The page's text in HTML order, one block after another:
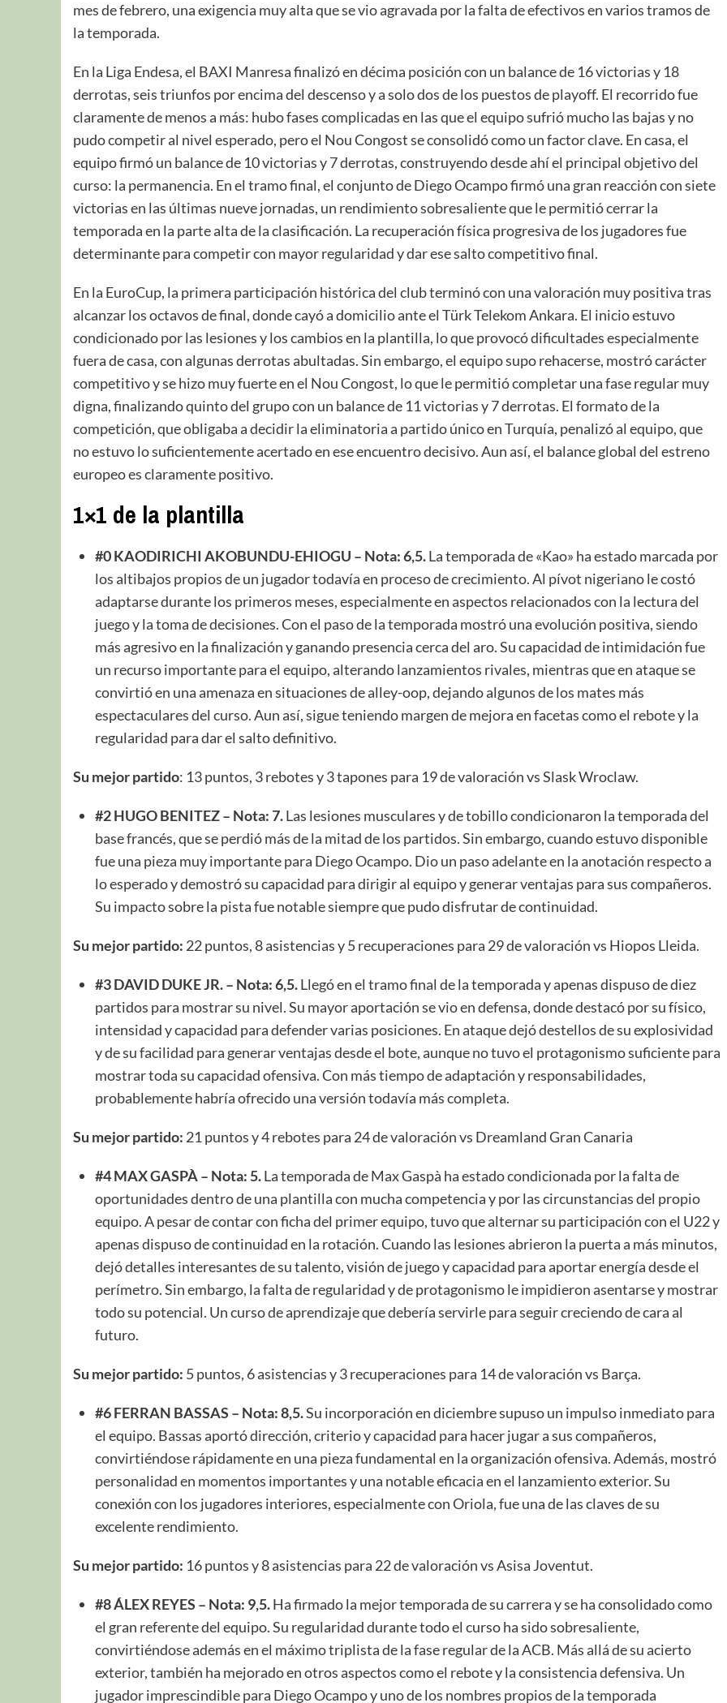
mes de febrero, una exigencia muy alta que se vio agravada por la falta de efectivos en varios tramos de
la temporada.
En la Liga Endesa, el BAXI Manresa finalizó en décima posición con un balance de 16 victorias y 18
derrotas, seis triunfos por encima del descenso y a solo dos de los puestos de playoff. El recorrido fue
claramente de menos a más: hubo fases complicadas en las que el equipo sufrió mucho las bajas y no
pudo competir al nivel esperado, pero el Nou Congost se consolidó como un factor clave. En casa, el
equipo firmó un balance de 10 victorias y 7 derrotas, construyendo desde ahí el principal objetivo del
curso: la permanencia. En el tramo final, el conjunto de Diego Ocampo firmó una gran reacción con siete
victorias en las últimas nueve jornadas, un rendimiento sobresaliente que le permitió cerrar la
temporada en la parte alta de la clasificación. La recuperación física progresiva de los jugadores fue
determinante para competir con mayor regularidad y dar ese salto competitivo final.
En la EuroCup, la primera participación histórica del club terminó con una valoración muy positiva tras
alcanzar los octavos de final, donde cayó a domicilio ante el Türk Telekom Ankara. El inicio estuvo
condicionado por las lesiones y los cambios en la plantilla, lo que provocó dificultades especialmente
fuera de casa, con algunas derrotas abultadas. Sin embargo, el equipo supo rehacerse, mostró carácter
competitivo y se hizo muy fuerte en el Nou Congost, lo que le permitió completar una fase regular muy
digna, finalizando quinto del grupo con un balance de 11 victorias y 7 derrotas. El formato de la
competición, que obligaba a decidir la eliminatoria a partido único en Turquía, penalizó al equipo, que
no estuvo lo suficientemente acertado en ese encuentro decisivo. Aun así, el balance global del estreno
europeo es claramente positivo.
1×1 de la plantilla
#0 KAODIRICHI AKOBUNDU-EHIOGU – Nota: 6,5.La temporada de «Kao» ha estado marcada por
los altibajos propios de un jugador todavía en proceso de crecimiento. Al pívot nigeriano le costó
adaptarse durante los primeros meses, especialmente en aspectos relacionados con la lectura del
juego y la toma de decisiones. Con el paso de la temporada mostró una evolución positiva, siendo
más agresivo en la finalización y ganando presencia cerca del aro. Su capacidad de intimidación fue
un recurso importante para el equipo, alterando lanzamientos rivales, mientras que en ataque se
convirtió en una amenaza en situaciones de alley-oop, dejando algunos de los mates más
espectaculares del curso. Aun así, sigue teniendo margen de mejora en facetas como el rebote y la
regularidad para dar el salto definitivo.
Su mejor partido: 13 puntos, 3 rebotes y 3 tapones para 19 de valoración vs Slask Wroclaw.
#2 HUGO BENITEZ – Nota: 7.Las lesiones musculares y de tobillo condicionaron la temporada del
base francés, que se perdió más de la mitad de los partidos. Sin embargo, cuando estuvo disponible
fue una pieza muy importante para Diego Ocampo. Dio un paso adelante en la anotación respecto a
lo esperado y demostró su capacidad para dirigir al equipo y generar ventajas para sus compañeros.
Su impacto sobre la pista fue notable siempre que pudo disfrutar de continuidad.
Su mejor partido: 22 puntos, 8 asistencias y 5 recuperaciones para 29 de valoración vs Hiopos Lleida.
#3 DAVID DUKE JR. – Nota: 6,5.Llegó en el tramo final de la temporada y apenas dispuso de diez
partidos para mostrar su nivel. Su mayor aportación se vio en defensa, donde destacó por su físico,
intensidad y capacidad para defender varias posiciones. En ataque dejó destellos de su explosividad
y de su facilidad para generar ventajas desde el bote, aunque no tuvo el protagonismo suficiente para
mostrar toda su capacidad ofensiva. Con más tiempo de adaptación y responsabilidades,
probablemente habría ofrecido una versión todavía más completa.
Su mejor partido: 21 puntos y 4 rebotes para 24 de valoración vs Dreamland Gran Canaria
#4 MAX GASPÀ – Nota: 5.La temporada de Max Gaspà ha estado condicionada por la falta de
oportunidades dentro de una plantilla con mucha competencia y por las circunstancias del propio
equipo. A pesar de contar con ficha del primer equipo, tuvo que alternar su participación con el U22 y
apenas dispuso de continuidad en la rotación. Cuando las lesiones abrieron la puerta a más minutos,
dejó detalles interesantes de su talento, visión de juego y capacidad para aportar energía desde el
perímetro. Sin embargo, la falta de regularidad y de protagonismo le impidieron asentarse y mostrar
todo su potencial. Un curso de aprendizaje que debería servirle para seguir creciendo de cara al
futuro.
Su mejor partido: 5 puntos, 6 asistencias y 3 recuperaciones para 14 de valoración vs Barça.
#6 FERRAN BASSAS – Nota: 8,5.Su incorporación en diciembre supuso un impulso inmediato para
el equipo. Bassas aportó dirección, criterio y capacidad para hacer jugar a sus compañeros,
convirtiéndose rápidamente en una pieza fundamental en la organización ofensiva. Además, mostró
personalidad en momentos importantes y una notable eficacia en el lanzamiento exterior. Su
conexión con los jugadores interiores, especialmente con Oriola, fue una de las claves de su
excelente rendimiento.
Su mejor partido: 16 puntos y 8 asistencias para 22 de valoración vs Asisa Joventut.
#8 ÁLEX REYES – Nota: 9,5.Ha firmado la mejor temporada de su carrera y se ha consolidado como
el gran referente del equipo. Su regularidad durante todo el curso ha sido sobresaliente,
convirtiéndose además en el máximo triplista de la fase regular de la ACB. Más allá de su acierto
exterior, también ha mejorado en otros aspectos como el rebote y la consistencia defensiva. Un
jugador imprescindible para Diego Ocampo y uno de los nombres propios de la temporada